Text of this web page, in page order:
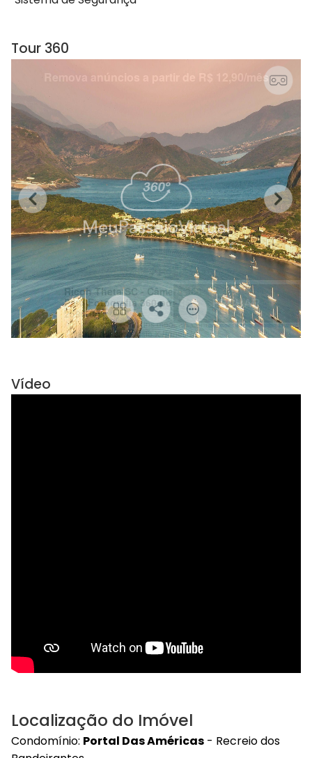
Tour 360
Vídeo
Localização do Imóvel
Condomínio: Portal Das Américas - Recreio dos